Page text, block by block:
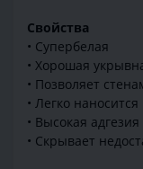
Свойства
• Супербелая
• Хорошая
• Позволяет
• Легко наносится
• Высокая
• Скрывает